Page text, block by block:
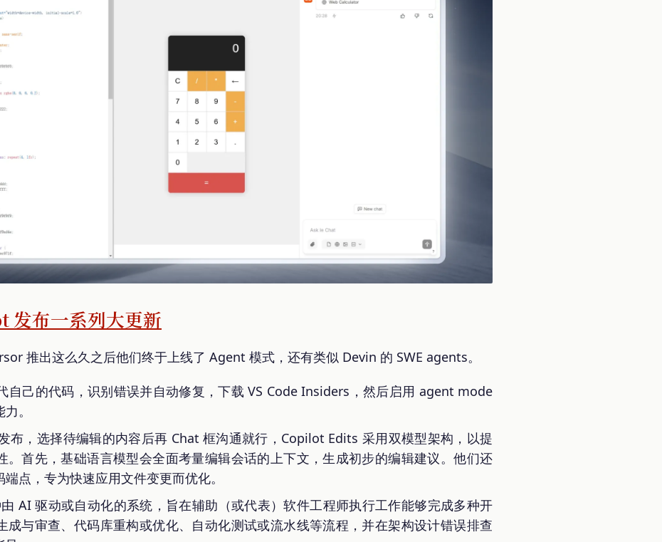
布一系列大更新
推出这么久之后他们终于上线了 Agent 模式，还有类似 Devin 的 SWE agents。
自己的代码，识别错误并自动修复，下载 VS Code Insiders，然后启用 agent mode
。
布，选择待编辑的内容后再 Chat 框沟通就行，Copilot Edits 采用双模型架构，以提
。首先，基础语言模型会全面考量编辑会话的上下文，生成初步的编辑建议。他们还
点，专为快速应用文件变更而优化。
AI 驱动或自动化的系统，旨在辅助（或代表）软件工程师执行工作能够完成多种开
成与审查、代码库重构或优化、自动化测试或流水线等流程，并在架构设计错误排查